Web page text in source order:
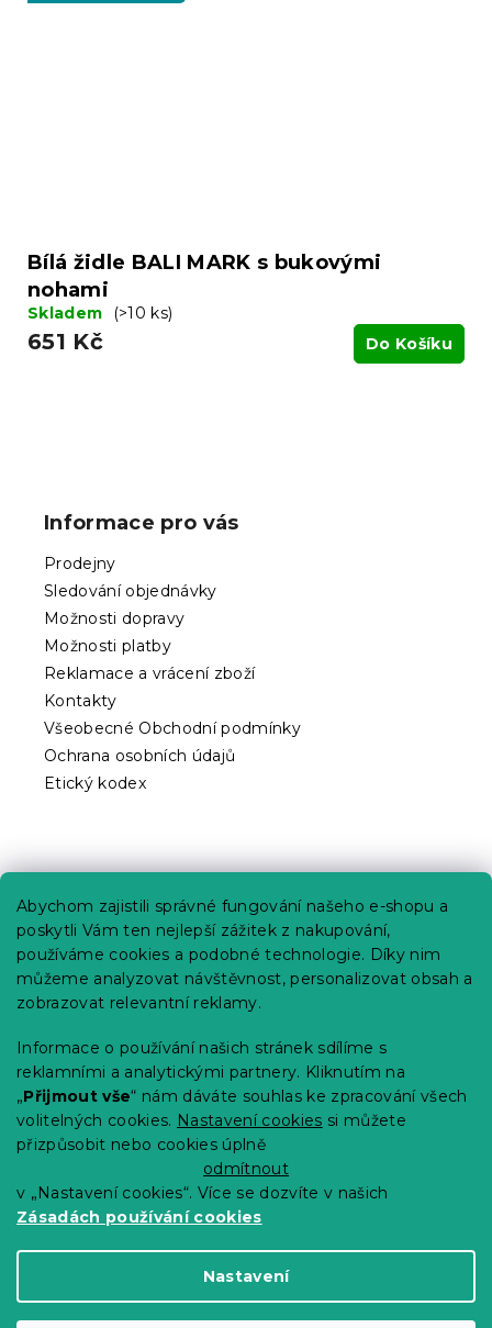
Abychom zajistili správné fungování našeho e-shopu a
poskytli Vám ten nejlepší zážitek z nakupování,
používáme cookies a podobné technologie. Díky nim
můžeme analyzovat návštěvnost, personalizovat obsah a
zobrazovat relevantní reklamy.
Informace o používání našich stránek sdílíme s
reklamními a analytickými partnery. Kliknutím na
„Přijmout vše“ nám dáváte souhlas ke zpracování všech
volitelných cookies. Nastavení cookies si můžete
přizpůsobit nebo cookies úplně
odmítnout
v „Nastavení cookies“. Více se dozvíte v našich
Zásadách používání cookies
Nastavení
Bílá židle BALI MARK s bukovými
nohami
Skladem (>10 ks)
651 Kč Do Košíku
Informace pro vás
Prodejny
Sledování objednávky
Možnosti dopravy
Možnosti platby
Reklamace a vrácení zboží
Kontakty
Všeobecné Obchodní podmínky
Ochrana osobních údajů
Etický kodex
Kariéra
Poptávky a B2B spolupráce
Proč se u nás registrovat?
Věrnostní program - Sleva až 10 %
Návody
Tabulky velikostí
Blog